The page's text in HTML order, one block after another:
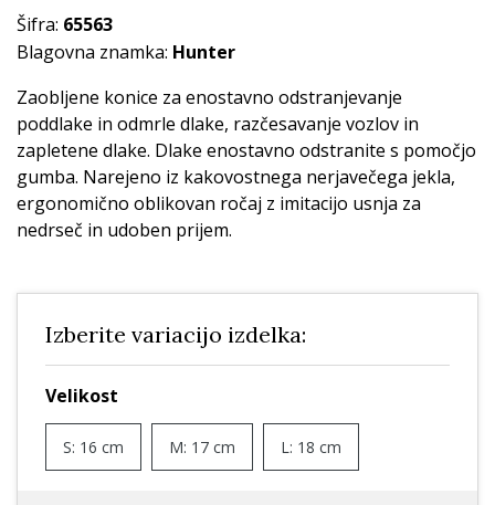
Šifra: 65563
Blagovna znamka: Hunter
Zaobljene konice za enostavno odstranjevanje
poddlake in odmrle dlake, razčesavanje vozlov in
zapletene dlake. Dlake enostavno odstranite s pomočjo
gumba. Narejeno iz kakovostnega nerjavečega jekla,
ergonomično oblikovan ročaj z imitacijo usnja za
nedrseč in udoben prijem.
Izberite variacijo izdelka:
Velikost
S: 16 cm M: 17 cm L: 18 cm